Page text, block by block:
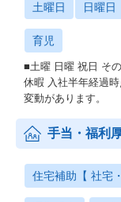
土曜日 日曜日
育児
■土曜 日曜 祝日 そ
休暇 入社半年経過
変動があります。
手当・福利
住宅補助【 社宅